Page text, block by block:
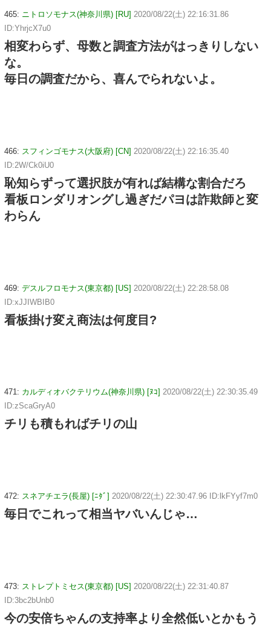
465: ニトロソモナス(神奈川県) [RU] 2020/08/22(土) 22:16:31.86
ID:YhrjcX7u0
相変わらず、母数と調査方法がはっきりしない
な。
毎日の調査だから、喜んでられないよ。
466: スフィンゴモナス(大阪府) [CN] 2020/08/22(土) 22:16:35.40
ID:2W/Ck0iU0
恥知らずって選択肢が有れば結構な割合だろ
看板ロンダリオングし過ぎだパヨは詐欺師と変
わらん
469: デスルフロモナス(東京都) [US] 2020/08/22(土) 22:28:58.08
ID:xJJIWBIB0
看板掛け変え商法は何度目?
471: カルディオバクテリウム(神奈川県) [ﾇｺ] 2020/08/22(土) 22:30:35.49
ID:zScaGryA0
チリも積もればチリの山
472: スネアチエラ(長屋) [ﾆﾀﾞ] 2020/08/22(土) 22:30:47.96 ID:lkFYyf7m0
毎日でこれって相当ヤバいんじゃ…
473: ストレプトミセス(東京都) [US] 2020/08/22(土) 22:31:40.87
ID:3bc2bUnb0
今の安倍ちゃんの支持率より全然低いとかもう